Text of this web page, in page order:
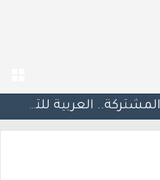
طقس اليوم: ارتفاع في درجات الحرارة وأجواء حارة وجافة.. 42 درجة في إيلات